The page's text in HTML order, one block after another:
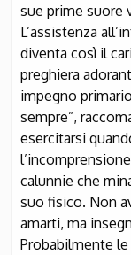
sue prime suore
L’assistenza
diventa così il
preghiera
impegno
sempre”,
esercitarsi
calunnie che
suo fisico. Non
amarti, ma
Probabilmente